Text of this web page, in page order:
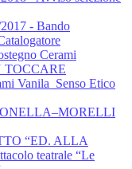
- Bando
Cerami
TOCCARE
Vanila_Senso Etico
“ED. ALLA
teatrale “Le